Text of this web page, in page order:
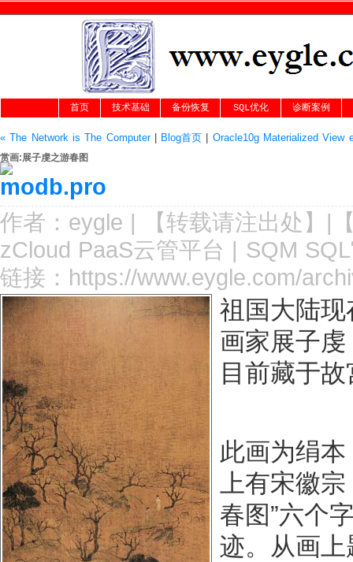
首页 技术基础 备份恢复 SQL优化 诊断案例
« The Network is The Computer| Blog首页 Oracle10g Materialized View
赏画:展子虔之游春图
作者： eygle | 【转载请注出处 】|
zCloud PaaS云管平台 | SQM
链接： https://www.eygle.com/
祖国大陆
画家展子
目前藏于
此画为绢
上有宋徽
春图”六个
迹。从画